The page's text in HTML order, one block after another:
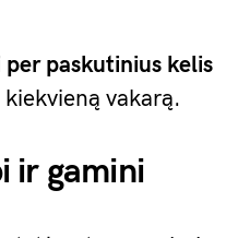
per paskutinius kelis
vakarą.
ir gamini